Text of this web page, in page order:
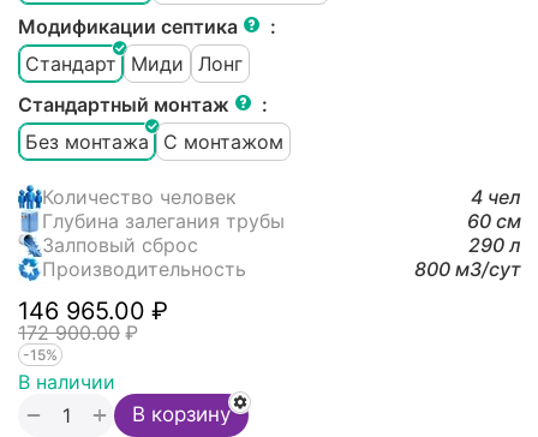
Модификации септика
:
Стандарт
Миди
Лонг
Стандартный монтаж
:
Без монтажа
С монтажом
Количество человек
4 чел
Глубина залегания трубы
60 см
Залповый сброс
290 л
Производительность
800 м3/cут
146 965.00 ₽
172 900.00 ₽
-15%
В наличии
+
− В корзину